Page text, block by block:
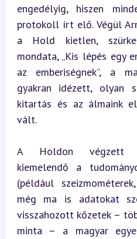
engedélyig, hiszen
protokoll írt elő. Végül
a Hold kietlen, szürke
mondata, „Kis lépés egy
az emberiségnek”, a
gyakran idézett, olyan
kitartás és az álmaink
vált.
A Holdon végzett
kiemelendő a
(például
még ma is adatokat
visszahozott kőzetek –
minta – a magyar